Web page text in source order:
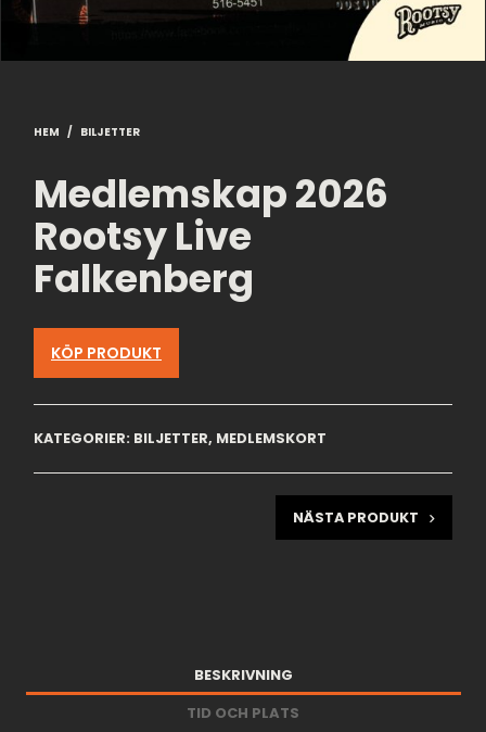
HEM / BILJETTER
Medlemskap 2026
Rootsy Live
Falkenberg
KÖP PRODUKT
KATEGORIER: BILJETTER, MEDLEMSKORT
NÄSTA PRODUKT
BESKRIVNING
TID OCH PLATS